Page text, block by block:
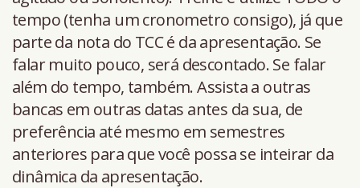
tempo (tenha um cronometro consigo), já que
parte da nota do TCC é da apresentação. Se
falar muito pouco, será descontado. Se falar
além do tempo, também. Assista a outras
bancas em outras datas antes da sua, de
preferência até mesmo em semestres
anteriores para que você possa se inteirar da
dinâmica da apresentação.